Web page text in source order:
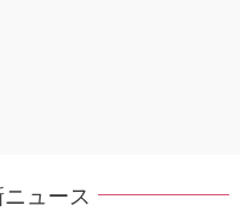
ュース